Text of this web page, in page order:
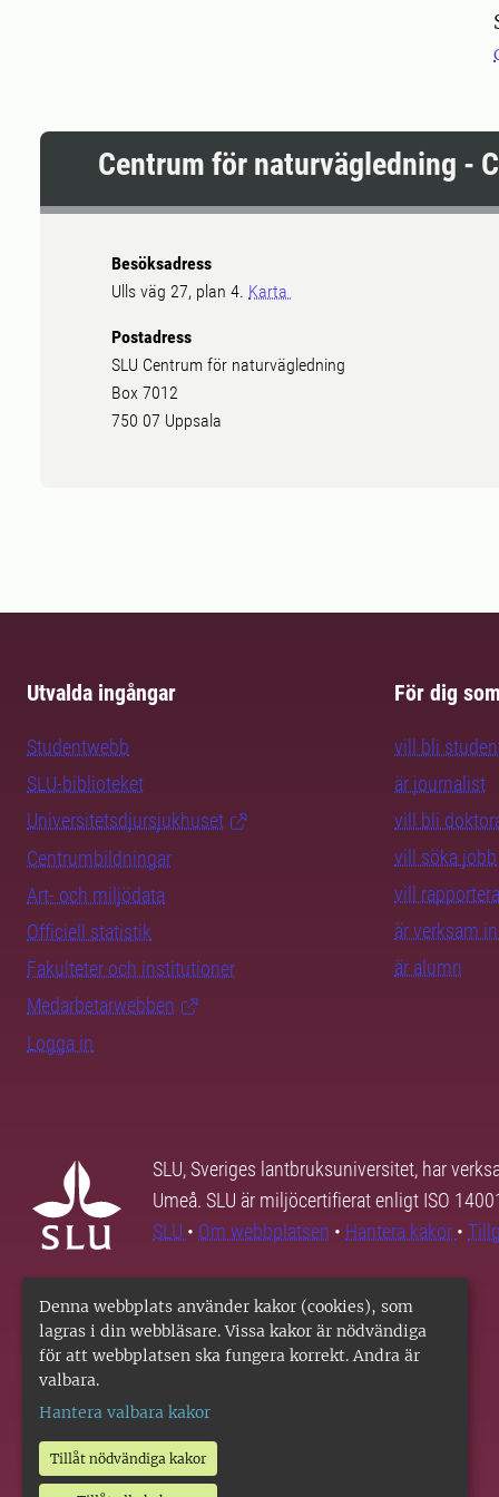
Denna webbplats använder kakor (cookies), som
lagras i din webbläsare. Vissa kakor är nödvändiga
för att webbplatsen ska fungera korrekt. Andra är
valbara.
Hantera valbara kakor
Tillåt nödvändiga kakor
Centrum för naturvägledning -
Besöksadress
Ulls väg 27, plan 4. Karta
Postadress
SLU Centrum för naturvägledning
Box 7012
750 07 Uppsala
Utvalda ingångar
Studentwebb
SLU-biblioteket
Universitetsdjursjukhuset
Centrumbildningar
Art- och miljödata
Officiell statistik
Fakulteter och institutioner
Medarbetarwebben
Logga in
För dig
vill bli
är journalist
vill bli
vill söka jobb
vill
är verksam
är alumn
SLU, Sveriges lantbruksuniversitet, har
Umeå. SLU är miljöcertifierat enligt ISO
SLU • Om webbplatsen • Hantera kakor •